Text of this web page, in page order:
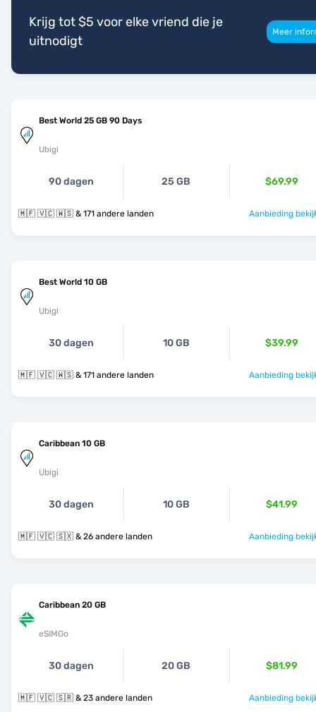
Krijg tot $5 voor elke vriend die je
uitnodigt
Meer
Best World 25 GB 90 Days
Ubigi
90 dagen 25 GB $69.99
🇲🇫 🇻🇨 🇼🇸 & 171 andere landen Aanbieding
Best World 10 GB
Ubigi
30 dagen 10 GB $39.99
🇲🇫 🇻🇨 🇼🇸 & 171 andere landen Aanbieding
Caribbean 10 GB
Ubigi
30 dagen 10 GB $41.99
🇲🇫 🇻🇨 🇸🇽 & 26 andere landen Aanbieding
Caribbean 20 GB
eSIMGo
30 dagen 20 GB $81.99
🇲🇫 🇻🇨 🇸🇷 & 23 andere landen Aanbieding